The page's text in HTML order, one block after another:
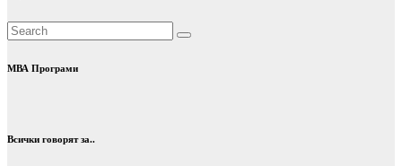
МВА Програми
Всички говорят за..